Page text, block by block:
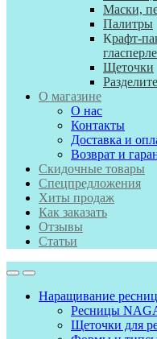
Маски,
Палитры
Крафт-
Щеточки
О магазине
О нас
Контакты
Доставка и
Возврат и
Скидочные товары
Спецпредложения
Хиты продаж
Как заказать
Отзывы
Статьи
Наращивание ресниц
Ресницы
Щеточки для